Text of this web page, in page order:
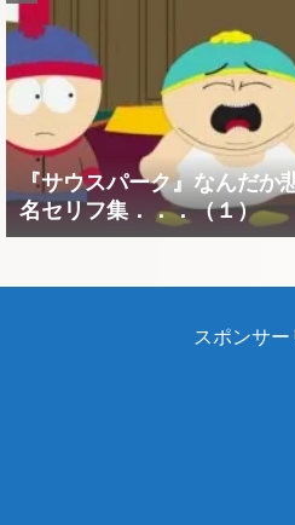
『サウスパーク』なんだか
名セリフ集．．．（１）
スポンサー